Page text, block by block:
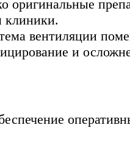
оригинальные
клиники.
вентиляции
и